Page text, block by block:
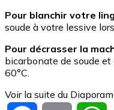
Pour blanchir votre
soude à votre lessive
Pour décrasser la
bicarbonate de soude
60°C.
Voir la suite du